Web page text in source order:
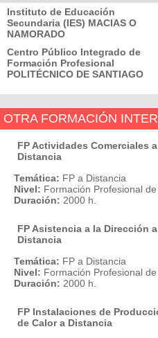
Instituto de Educación
Secundaria (IES) MACIAS O
NAMORADO
Centro Público Integrado de
Formación Profesional
POLITÉCNICO DE SANTIAGO
OTRA FORMACIÓN
FP Actividades Comerciales a
Distancia
Temática: FP a Distancia
Nivel: Formación Profesional
Duración: 2000 h.
FP Asistencia a la Dirección a
Distancia
Temática: FP a Distancia
Nivel: Formación Profesional
Duración: 2000 h.
FP Instalaciones de
de Calor a Distancia